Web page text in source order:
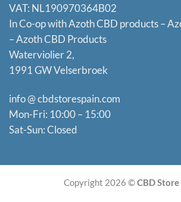
VAT: NL190970364B02
In Co-op with Azoth CBD products –
– Azoth CBD Products
Waterviolier 2,
1991 GW Velserbroek
info @ cbdstorespain.com
Mon-Fri: 10:00 – 15:00
Sat-Sun: Closed
Copyright 2026 ©CBD Store